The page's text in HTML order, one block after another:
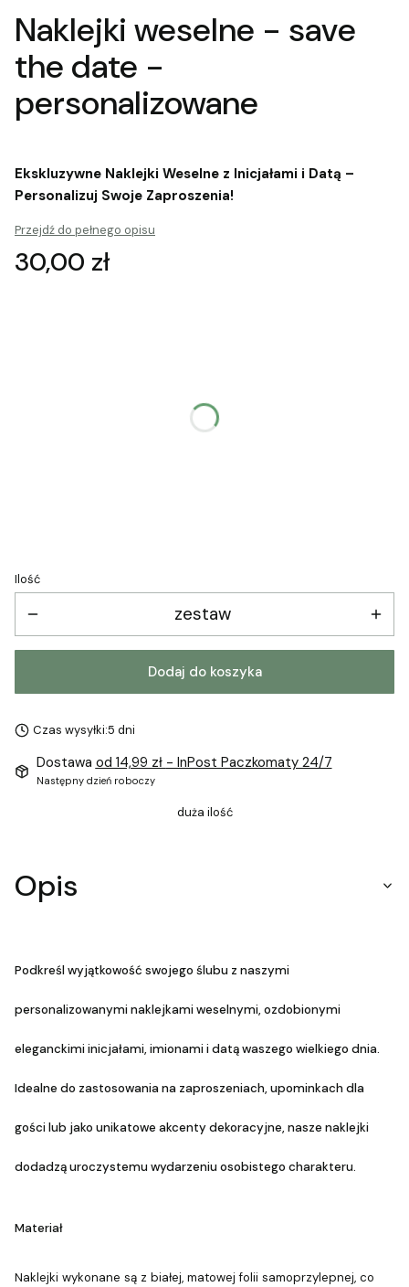
Naklejki weselne - save
the date -
personalizowane
Ekskluzywne Naklejki Weselne z Inicjałami i Datą –
Personalizuj Swoje Zaproszenia!
Przejdź do pełnego opisu
Cena
30,00 zł
Ilość
zestaw
Dodaj do koszyka
Czas wysyłki:5 dni
Dostawa od 14,99 zł - InPost Paczkomaty 24/7
Następny dzień roboczy
duża ilość
Opis
Podkreśl wyjątkowość swojego ślubu z naszymi
personalizowanymi naklejkami weselnymi, ozdobionymi
eleganckimi inicjałami, imionami i datą waszego wielkiego dnia.
Idealne do zastosowania na zaproszeniach, upominkach dla
gości lub jako unikatowe akcenty dekoracyjne, nasze naklejki
dodadzą uroczystemu wydarzeniu osobistego charakteru.
Materiał
Naklejki wykonane są z białej, matowej folii samoprzylepnej, co